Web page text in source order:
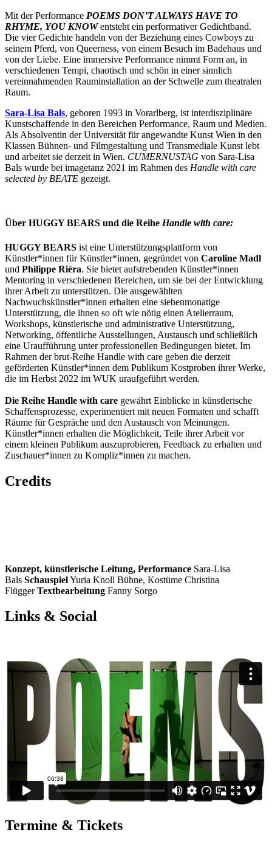
Mit der Performance POEMS DON’T ALWAYS HAVE TO
RHYME, YOU KNOWentsteht ein performativer Gedichtband.
Die vier Gedichte handeln von der Beziehung eines Cowboys zu
seinem Pferd, von Queerness, von einem Besuch im Badehaus und
von der Liebe. Eine immersive Performance nimmt Form an, in
verschiedenen Tempi, chaotisch und schön in einer sinnlich
vereinnahmenden Rauminstallation an der Schwelle zum theatralen
Raum.
Sara-Lisa Bals, geboren 1993 in Vorarlberg, ist interdisziplinäre
Kunstschaffende in den Bereichen Performance, Raum und Medien.
Als Absolventin der Universität für angewandte Kunst Wien in den
Klassen Bühnen- und Filmgestaltung und Transmediale Kunst lebt
und arbeitet sie derzeit in Wien. CUMERNUSTAG von Sara-Lisa
Bals wurde bei imagetanz 2021 im Rahmen des Handle with care
selected by BEATE gezeigt.
Über HUGGY BEARS und die Reihe Handle with care:
HUGGY BEARS ist eine Unterstützungsplattform von
Künstler*innen für Künstler*innen, gegründet von Caroline Madl
und Philippe Riéra. Sie bietet aufstrebenden Künstler*innen
Mentoring in verschiedenen Bereichen, um sie bei der Entwicklung
ihrer Arbeit zu unterstützen. Die ausgewählten
Nachwuchskünstler*innen erhalten eine siebenmonatige
Unterstützung, die ihnen so oft wie nötig einen Atelierraum,
Workshops, künstlerische und administrative Unterstützung,
Networking, öffentliche Ausstellungen, Austausch und schließlich
eine Uraufführung unter professionellen Bedingungen bietet. Im
Rahmen der brut-Reihe Handle with care geben die derzeit
geförderten Künstler*innen dem Publikum Kostproben ihrer Werke,
die im Herbst 2022 im WUK uraufgeführt werden.
Die Reihe Handle with care gewährt Einblicke in künstlerische
Schaffensprozesse, experimentiert mit neuen Formaten und schafft
Räume für Gespräche und den Austausch von Meinungen.
Künstler*innen erhalten die Möglichkeit, Teile ihrer Arbeit vor
einem kleinen Publikum auszuprobieren, Feedback zu erhalten und
Zuschauer*innen zu Kompliz*innen zu machen.
Credits
Konzept, künstlerische Leitung, Performance Sara-Lisa
Bals SchauspielYuria Knoll Bühne, Kostüme Christina
FlüggerTextbearbeitung Fanny Sorgo
Links & Social
Termine & Tickets